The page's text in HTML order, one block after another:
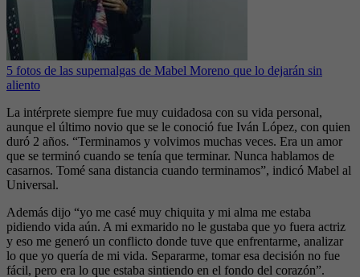
5 fotos de las supernalgas de Mabel Moreno que lo dejarán sin
aliento
La intérprete siempre fue muy cuidadosa con su vida personal,
aunque el último novio que se le conoció fue Iván López, con quien
duró 2 años. “Terminamos y volvimos muchas veces. Era un amor
que se terminó cuando se tenía que terminar. Nunca hablamos de
casarnos. Tomé sana distancia cuando terminamos”, indicó Mabel al
Universal.
Además dijo “yo me casé muy chiquita y mi alma me estaba
pidiendo vida aún. A mi exmarido no le gustaba que yo fuera actriz
y eso me generó un conflicto donde tuve que enfrentarme, analizar
lo que yo quería de mi vida. Separarme, tomar esa decisión no fue
fácil, pero era lo que estaba sintiendo en el fondo del corazón”.